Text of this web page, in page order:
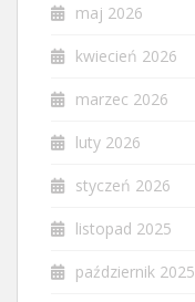
maj 2026
kwiecień 2026
marzec 2026
luty 2026
styczeń 2026
listopad 2025
październik 2025